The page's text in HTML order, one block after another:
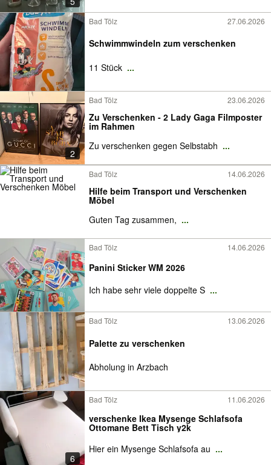
Bad Tölz 27.06.2026
Schwimmwindeln zum verschenken
11 Stück ...
2
Bad Tölz 23.06.2026
Zu Verschenken - 2 Lady Gaga Filmposter
im Rahmen
Zu verschenken gegen Selbstabh ...
Bad Tölz 14.06.2026
Hilfe beim Transport und Verschenken
Möbel
Guten Tag zusammen, ...
Bad Tölz 14.06.2026
Panini Sticker WM 2026
Ich habe sehr viele doppelte S ...
Bad Tölz 13.06.2026
Palette zu verschenken
Abholung in Arzbach
6
Bad Tölz 11.06.2026
verschenke Ikea Mysenge Schlafsofa
Ottomane Bett Tisch y2k
Hier ein Mysenge Schlafsofa au ...